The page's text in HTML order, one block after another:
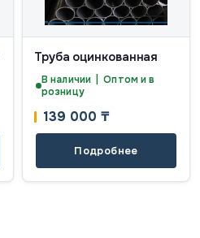
Труба оцинкованная
В наличии | Оптом и в
розницу
139 000 ₸
Подробнее